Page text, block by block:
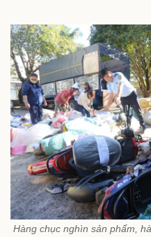
Hàng chục nghìn sản phẩm,